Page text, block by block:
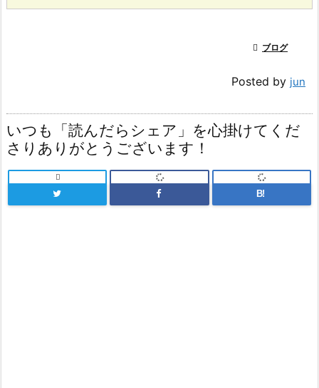
 ブログ
Posted by jun
いつも「読んだらシェア」を心掛けてくだ
さりありがとうございます！

B!